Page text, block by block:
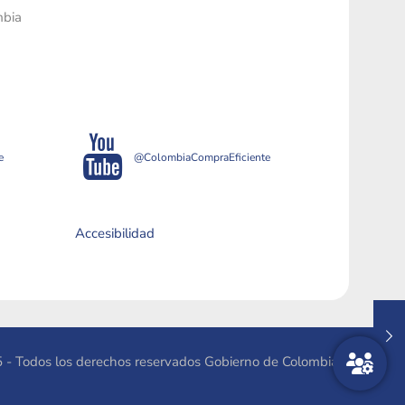
@ColombiaCompraEficiente
Accesibilidad
Todos los derechos reservados Gobierno de Colombia